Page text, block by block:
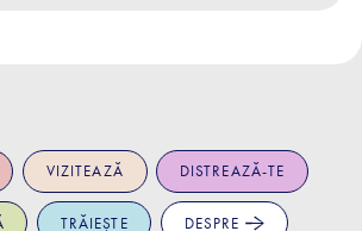
VIZITEAZĂ DISTREAZĂ-TE
TRĂIEȘTE DESPRE